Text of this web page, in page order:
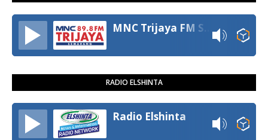
RADIO ELSHINTA
Radio Elshinta